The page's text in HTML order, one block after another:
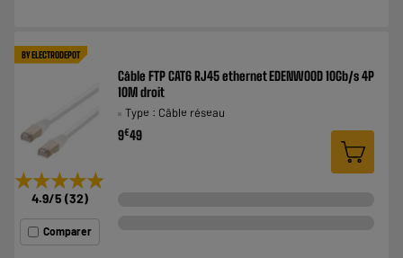
BY ELECTRODEPOT
★★★★★
★★★★★
4.9/5 (32)
Comparer
Câble FTP CAT6 RJ45 ethernet EDENWOOD 10Gb/s 4P
10M droit
Type : Câble réseau
9€49